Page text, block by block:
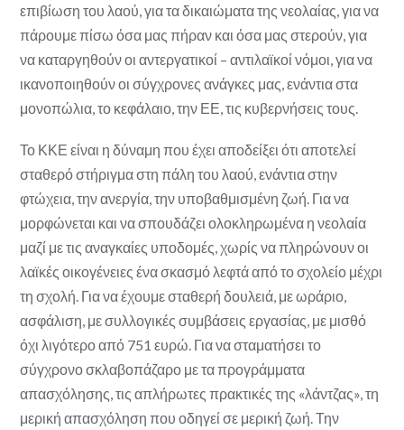
επιβίωση του λαού, για τα δικαιώματα της νεολαίας, για να
πάρουμε πίσω όσα μας πήραν και όσα μας στερούν, για
να καταργηθούν οι αντεργατικοί – αντιλαϊκοί νόμοι, για να
ικανοποιηθούν οι σύγχρονες ανάγκες μας, ενάντια στα
μονοπώλια, το κεφάλαιο, την ΕΕ, τις κυβερνήσεις τους.
Το ΚΚΕ είναι η δύναμη που έχει αποδείξει ότι αποτελεί
σταθερό στήριγμα στη πάλη του λαού, ενάντια στην
φτώχεια, την ανεργία, την υποβαθμισμένη ζωή. Για να
μορφώνεται και να σπουδάζει ολοκληρωμένα η νεολαία
μαζί με τις αναγκαίες υποδομές, χωρίς να πληρώνουν οι
λαϊκές οικογένειες ένα σκασμό λεφτά από το σχολείο μέχρι
τη σχολή. Για να έχουμε σταθερή δουλειά, με ωράριο,
ασφάλιση, με συλλογικές συμβάσεις εργασίας, με μισθό
όχι λιγότερο από 751 ευρώ. Για να σταματήσει το
σύγχρονο σκλαβοπάζαρο με τα προγράμματα
απασχόλησης, τις απλήρωτες πρακτικές της «λάντζας», τη
μερική απασχόληση που οδηγεί σε μερική ζωή. Την